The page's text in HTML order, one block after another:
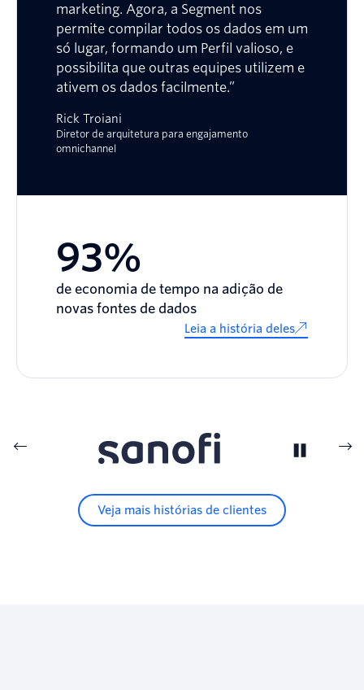
marketing. Agora, a Segment nos
permite compilar todos os dados em um
só lugar, formando um Perfil valioso, e
possibilita que outras equipes utilizem e
ativem os dados facilmente.”
Rick Troiani
Diretor de arquitetura para engajamento
omnichannel
93%
de economia de tempo na adição de
novas fontes de dados
Leia a história deles
Veja mais histórias de clientes